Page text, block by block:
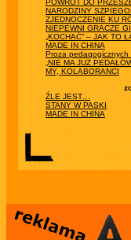
POWRÓT DO
NARODZINY
ZJEDNOCZENIE KU
NIEPEWNI GRACZE
„KOCHAĆ” – JAK TO
MADE IN CHINA
Proza pedagogicznych
„NIE MA JUŻ
MY, KOLABORANCI
ŹLE JEST…
STANY W PASKI
MADE IN CHINA